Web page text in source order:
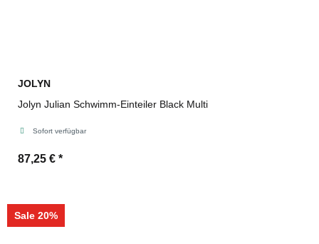
JOLYN
Jolyn Julian Schwimm-Einteiler Black Multi
Sofort verfügbar
87,25 € *
Sale 20%